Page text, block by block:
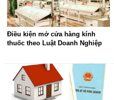
Điều kiện mở cửa hàng kính
thuốc theo Luật Doanh Nghiệp